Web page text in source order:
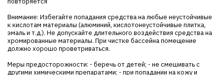
Внимание: Избегайте попадания средства на любые неустойчивые
к кислотам материалы (алюминий, кислотонеустойчивые плитка,
эмаль и т.д.). Не допускайте длительного воздействия средства на
хромированные материалы. При чистке бассейна помещение
должно хорошо проветриваться.
Меры предосторожности: - беречь от детей; - не смешивать с
другими химическими препаратами; - при попадании на кожу и